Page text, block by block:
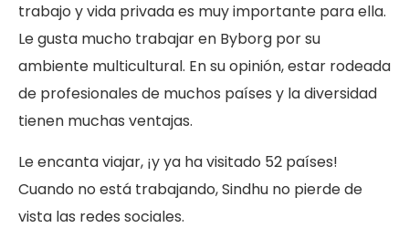
trabajo y vida privada es muy importante para ella.
Le gusta mucho trabajar en Byborg por su
ambiente multicultural. En su opinión, estar rodeada
de profesionales de muchos países y la diversidad
tienen muchas ventajas.
Le encanta viajar, ¡y ya ha visitado 52 países!
Cuando no está trabajando, Sindhu no pierde de
vista las redes sociales.